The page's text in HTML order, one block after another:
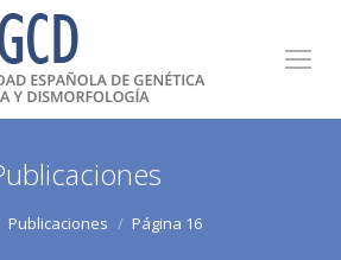
Publicaciones Página 16